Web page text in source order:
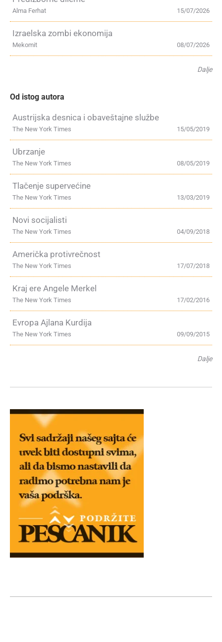
15/07/2026
Alma Ferhat
Izraelska zombi ekonomija
08/07/2026
Mekomit
Dalje
Od istog autora
Austrijska desnica i obaveštajne službe
15/05/2019
The New York Times
Ubrzanje
08/05/2019
The New York Times
Tlačenje supervećine
13/03/2019
The New York Times
Novi socijalisti
04/09/2018
The New York Times
Američka protivrečnost
17/07/2018
The New York Times
Kraj ere Angele Merkel
17/02/2016
The New York Times
Evropa Ajlana Kurdija
09/09/2015
The New York Times
Dalje